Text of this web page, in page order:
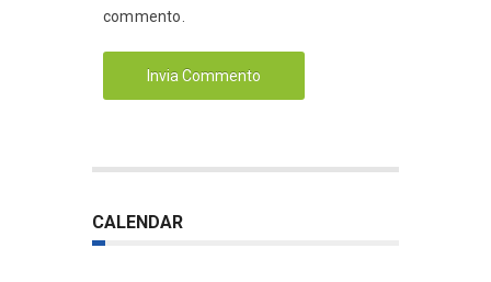
commento.
CALENDAR